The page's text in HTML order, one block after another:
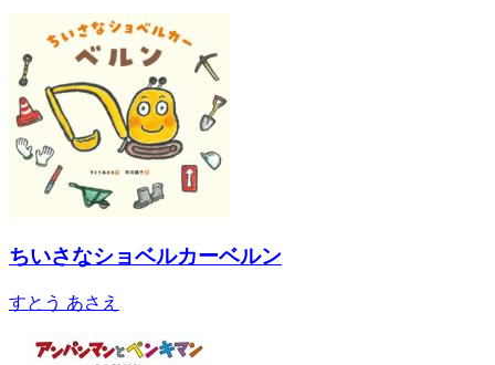
ちいさなショベルカーベルン
すとう あさえ